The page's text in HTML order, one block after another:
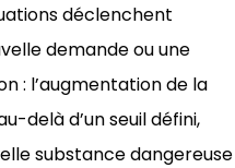
déclenchent
demande ou une
: l’augmentation de la
delà d’un seuil défini,
substance dangereuse